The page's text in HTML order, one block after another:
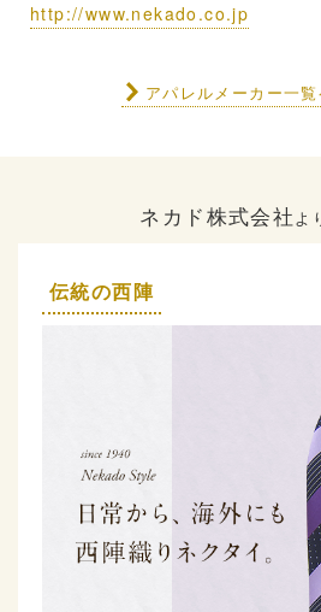
http://www.nekado.co.jp
アパレルメーカー一
ネカド株式会社よ
伝統の西陣